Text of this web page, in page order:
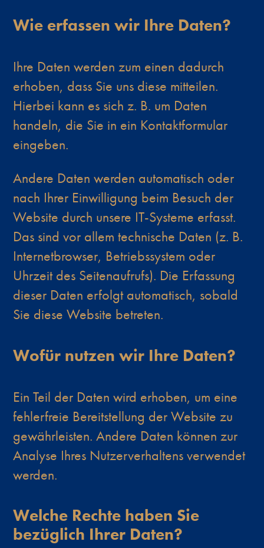
Wie erfassen wir Ihre Daten?
Ihre Daten werden zum einen dadurch
erhoben, dass Sie uns diese mitteilen.
Hierbei kann es sich z. B. um Daten
handeln, die Sie in ein Kontaktformular
eingeben.
Andere Daten werden automatisch oder
nach Ihrer Einwilligung beim Besuch der
Website durch unsere IT-Systeme erfasst.
Das sind vor allem technische Daten (z. B.
Internetbrowser, Betriebssystem oder
Uhrzeit des Seitenaufrufs). Die Erfassung
dieser Daten erfolgt automatisch, sobald
Sie diese Website betreten.
Wofür nutzen wir Ihre Daten?
Ein Teil der Daten wird erhoben, um eine
fehlerfreie Bereitstellung der Website zu
gewährleisten. Andere Daten können zur
Analyse Ihres Nutzerverhaltens verwendet
werden.
Welche Rechte haben Sie
bezüglich Ihrer Daten?